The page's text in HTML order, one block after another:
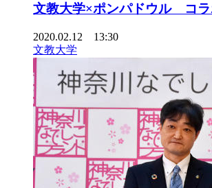
文教大学×ポンパドウル コ
2020.02.12 13:30
文教大学